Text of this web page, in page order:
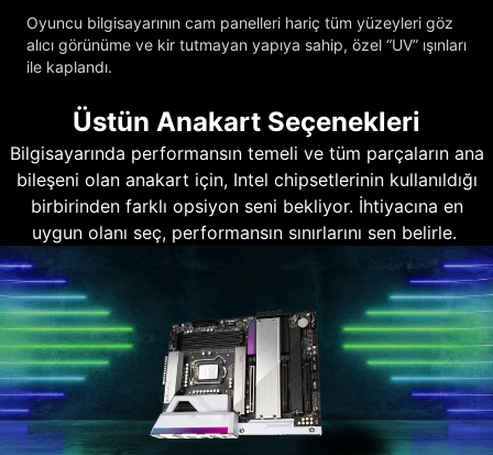
Oyuncu bilgisayarının cam panelleri hariç tüm yüzeyleri göz
alıcı görünüme ve kir tutmayan yapıya sahip, özel “UV” ışınları
ile kaplandı.
Üstün Anakart Seçenekleri
Bilgisayarında performansın temeli ve tüm parçaların ana
bileşeni olan anakart için, Intel chipsetlerinin kullanıldığı
birbirinden farklı opsiyon seni bekliyor. İhtiyacına en
uygun olanı seç, performansın sınırlarını sen belirle.